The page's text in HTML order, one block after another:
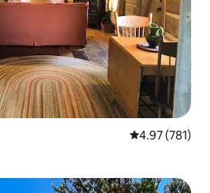
평점 4.97점(5
4.97 (781)